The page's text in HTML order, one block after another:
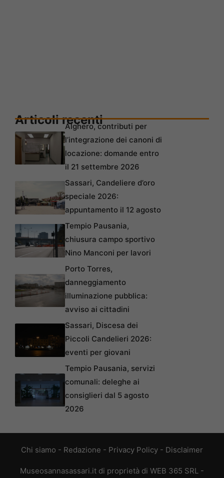
Articoli recentiAlghero, contributi per
l’integrazione dei canoni di
locazione: domande entro
il 21 settembre 2026
Sassari, Candeliere d’oro
speciale 2026:
appuntamento il 12 agosto
Tempio Pausania,
chiusura campo sportivo
Nino Manconi per lavori
Porto Torres,
danneggiamento
illuminazione pubblica:
avviso ai cittadini
Sassari, Discesa dei
Piccoli Candelieri 2026:
eventi per giovani
Tempio Pausania, servizi
comunali: deleghe ai
consiglieri dal 5 agosto
2026
Chi siamo - Redazione - Privacy Policy - Disclaimer
Museosannasassari.it di proprietà di WEB 365 SRL -